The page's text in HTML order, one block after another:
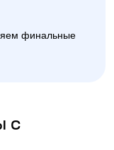
финальные
с